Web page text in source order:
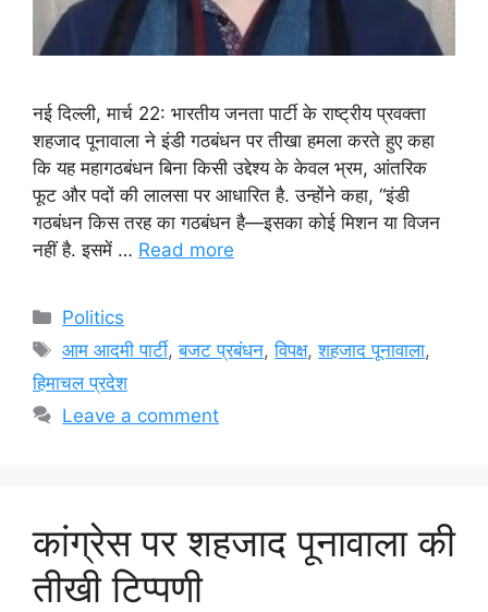
नई दिल्ली, मार्च 22: भारतीय जनता पार्टी के राष्ट्रीय प्रवक्ता
शहजाद पूनावाला ने इंडी गठबंधन पर तीखा हमला करते हुए कहा
कि यह महागठबंधन बिना किसी उद्देश्य के केवल भ्रम, आंतरिक
फूट और पदों की लालसा पर आधारित है. उन्होंने कहा, “इंडी
गठबंधन किस तरह का गठबंधन है—इसका कोई मिशन या विजन
नहीं है. इसमें … Read more
Categories
Politics
Tags
आम आदमी पार्टी,बजट प्रबंधन,विपक्ष,शहजाद पूनावाला,
हिमाचल प्रदेश
Leave a comment
कांग्रेस पर शहजाद पूनावाला की
तीखी टिप्पणी